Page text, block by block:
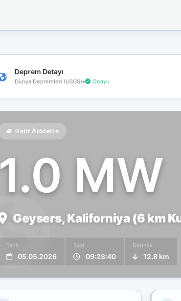
Deprem Detayı
Dünya Depremleri (USGS)• Onaylı
Hafif Åiddette
1.0 MW
Geysers, Kaliforniya (6 km
Tarih
05.05.2026
Saat
09:28:40
Derinlik
12.8 km
bağlantınız